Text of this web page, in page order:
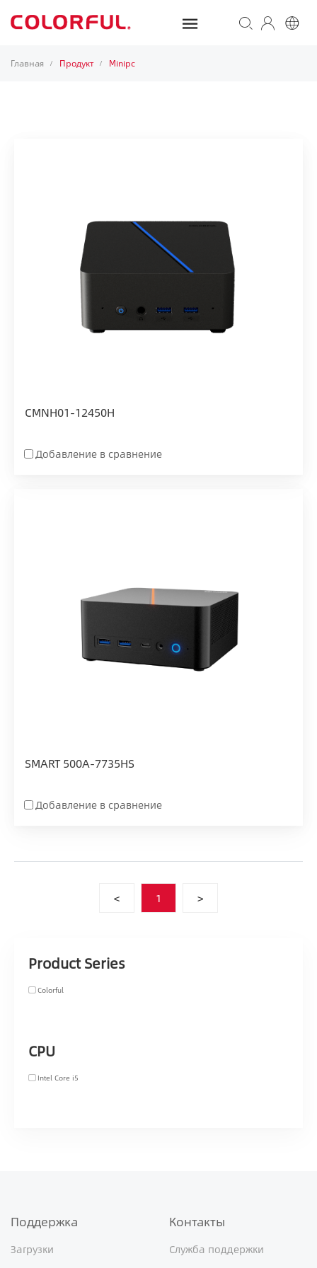
Главная / Продукт / Minipc
CMNH01-12450H
Добавление в сравнение
SMART 500A-7735HS
Добавление в сравнение
< 1 >
Product Series
Colorful
CPU
Intel Core i5
Поддержка
Загрузки
Контакты
Служба поддержки